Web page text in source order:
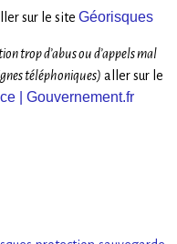
sur le site Géorisques
trop d’abus ou d’appels mal
téléphoniques) aller sur le
| Gouvernement.fr